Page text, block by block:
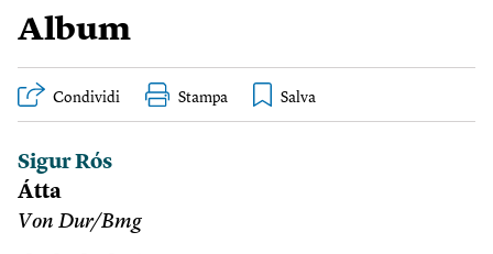
Album
Condividi Stampa
Sigur Rós
Átta
Von Dur/Bmg